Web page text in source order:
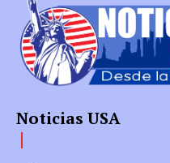
Noticias USA